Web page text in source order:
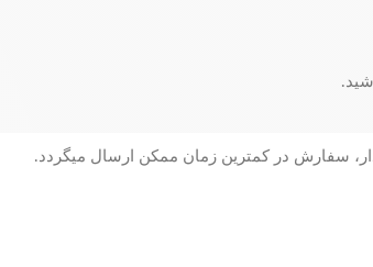
سفارش در کمترین زمان ممکن ارسال میگردد.